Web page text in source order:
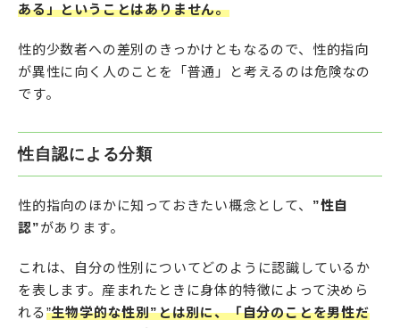
ある」ということはありません。
性的少数者への差別のきっかけともなるので、性的指向
が異性に向く人のことを「普通」と考えるのは危険なの
です。
性自認による分類
性的指向のほかに知っておきたい概念として、 ”性自
認”があります。
これは、自分の性別についてどのように認識しているか
を表します。産まれたときに身体的特徴によって決めら
れる ”生物学的な性別”とは別に、「自分のことを男性だ